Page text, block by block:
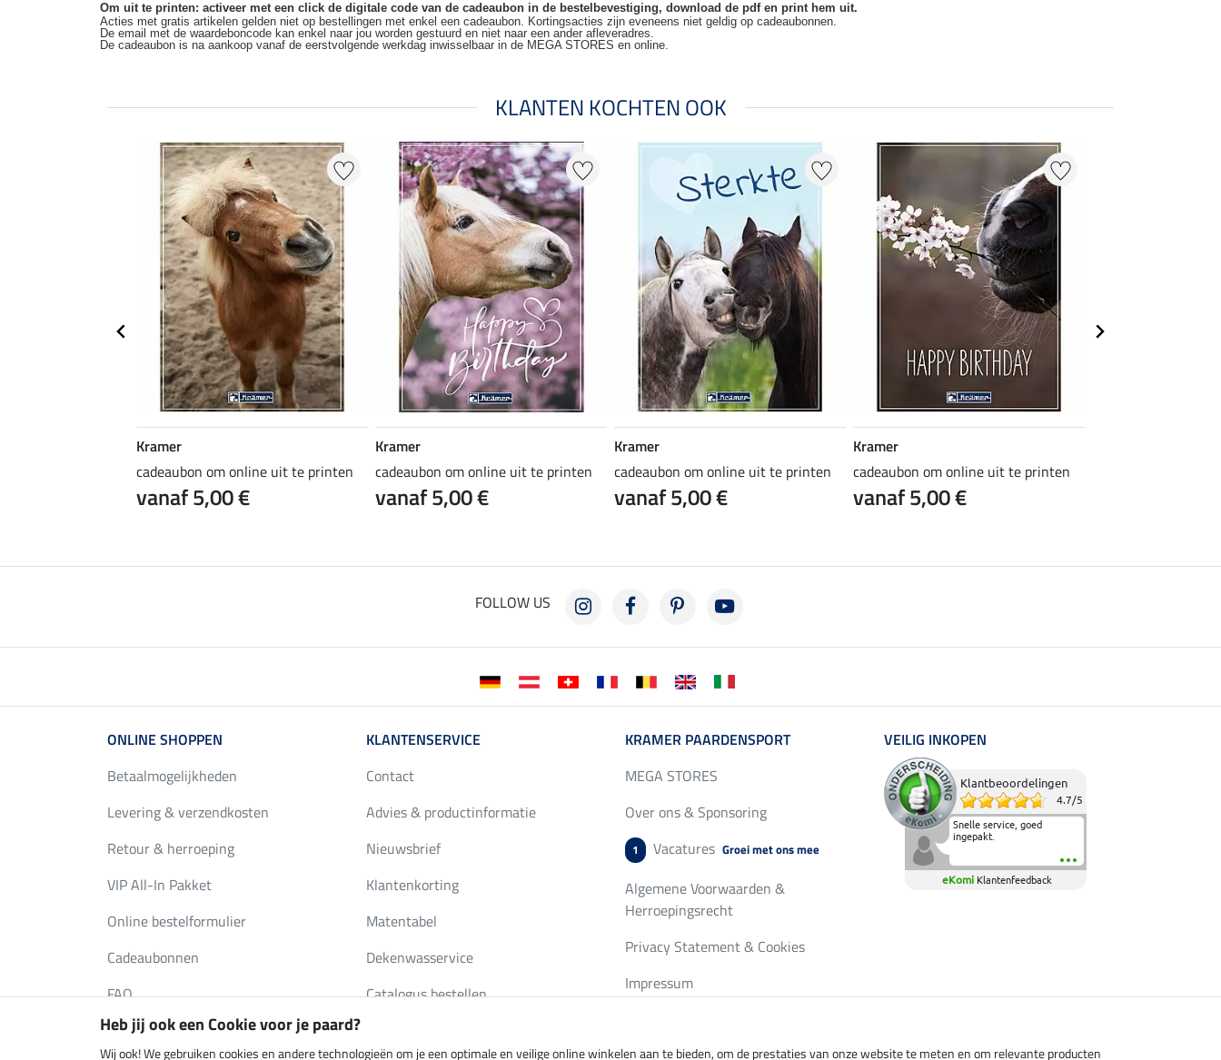
Om uit te printen: activeer met een click de digitale code van de cadeaubon in de bestelbevestiging, download de pdf en print hem uit.
Acties met gratis artikelen gelden niet op bestellingen met enkel een cadeaubon. Kortingsacties zijn eveneens niet geldig op cadeaubonnen.
De email met de waardeboncode kan enkel naar jou worden gestuurd en niet naar een ander afleveradres.
De cadeaubon is na aankoop vanaf de eerstvolgende werkdag inwisselbaar in de MEGA STORES en online.
KLANTEN KOCHTEN OOK
Kramer
cadeaubon om online uit te printen
vanaf 5,00 €
Kramer
cadeaubon om online uit te printen
vanaf 5,00 €
Kramer
cadeaubon om online uit te printen
vanaf 5,00 €
Kramer
cadeaubon om online uit te printen
vanaf 5,00 €
FOLLOW US
ONLINE SHOPPEN
Betaalmogelijkheden
Levering & verzendkosten
Retour & herroeping
VIP All-In Pakket
Online bestelformulier
Cadeaubonnen
FAQ
KLANTENSERVICE
Contact
Advies & productinformatie
Nieuwsbrief
Klantenkorting
Matentabel
Dekenwasservice
Catalogus bestellen
KRAMER PAARDENSPORT
MEGA STORES
Over ons & Sponsoring
1 Vacatures Groei met ons mee
Algemene Voorwaarden &
Herroepingsrecht
Privacy Statement & Cookies
Impressum
VEILIG INKOPEN
Klantbeoordelingen
4.7/5
Snelle service, goed
ingepakt.
eKomi Klantenfeedback
Heb jij ook een Cookie voor je paard?
Wij ook! We gebruiken cookies en andere technologieën om je een optimale en veilige online winkelen aan te bieden, om de prestaties van onze website te meten en om relevante producten